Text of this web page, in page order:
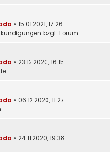
« 15.01.2021, 17:26
bzgl. Forum
« 23.12.2020, 16:15
« 06.12.2020, 11:27
« 24.11.2020, 19:38